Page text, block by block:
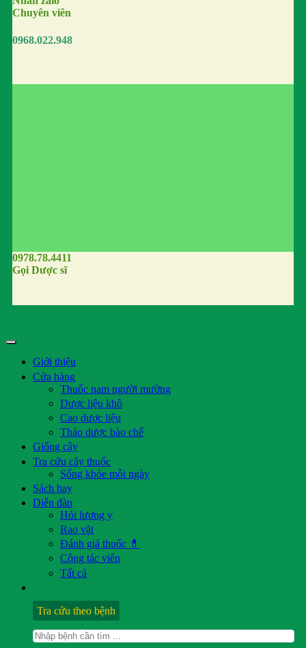
Chuyên viên
0968.022.948
0978.78.4411
Gọi Dược sĩ
Giới thiệu
Cửa hàng
Thuốc nam người mường
Dược liệu khô
Cao dược liệu
Thảo dược bào chế
Giống cây
Tra cứu cây thuốc
Sống khỏe mỗi ngày
Sách hay
Diễn đàn
Hỏi lương y
Rao vặt
Đánh giá thuốc 💊
Cộng tác viên
Tất cả
Tra cứu theo bệnh